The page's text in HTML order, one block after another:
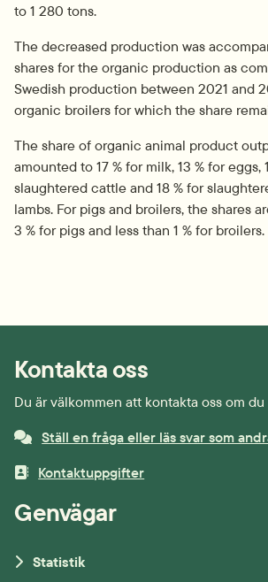
to 1 280 tons.
The decreased production was
shares for the organic production as
Swedish production between 2021 and
organic broilers for which the share
The share of organic animal product
amounted to 17 % for milk, 13 % for eggs,
slaughtered cattle and 18 % for
lambs. For pigs and broilers, the shares
3 % for pigs and less than 1 % for broilers.
Kontakta oss
Du är välkommen att kontakta oss om
Ställ en fråga eller läs svar som
Kontaktuppgifter
Genvägar
Statistik